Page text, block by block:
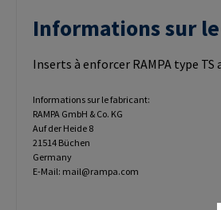
Informations sur le
Inserts à enforcer RAMPA type
Informations sur le fabricant:
RAMPA GmbH & Co. KG
Auf der Heide 8
21514 Büchen
Germany
E-Mail: mail@rampa.com